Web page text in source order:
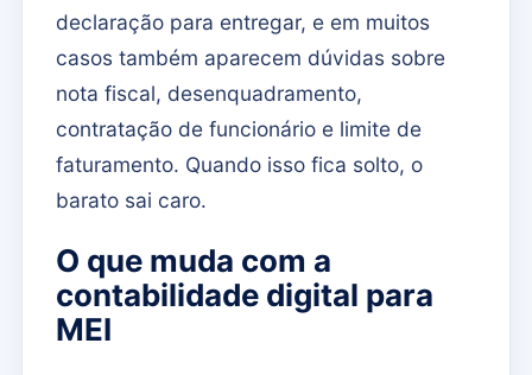
declaração para entregar, e em muitos
casos também aparecem dúvidas sobre
nota fiscal, desenquadramento,
contratação de funcionário e limite de
faturamento. Quando isso fica solto, o
barato sai caro.
O que muda com a
contabilidade digital para
MEI